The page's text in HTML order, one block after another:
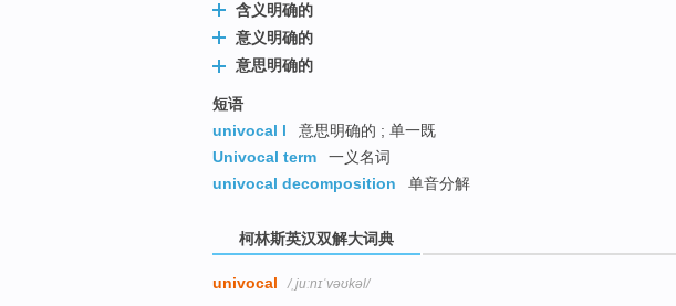
含义明确的
意义明确的
意思明确的
短语
univocal l
意思明确的 ; 单一既
Univocal term
一义名词
univocal decomposition
单音分解
柯林斯英汉双解大词典
univocal /ˌjuːnɪˈvəʊkəl/